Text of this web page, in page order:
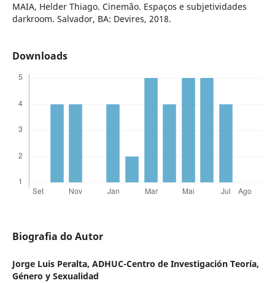
MAIA, Helder Thiago. Cinemão. Espaços e subjetividades
darkroom. Salvador, BA: Devires, 2018.
Downloads
Biografia do Autor
Jorge Luis Peralta, ADHUC-Centro de Investigación Teoría,
Género y Sexualidad